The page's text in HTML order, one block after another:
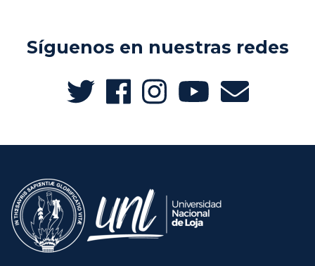
Síguenos en nuestras redes